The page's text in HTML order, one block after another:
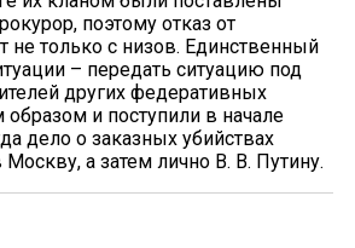
поэтому отказ от
не только с низов. Единственный
– передать ситуацию под
других федеративных
образом и поступили в начале
дело о заказных убийствах
Москву, а затем лично В. В. Путину.